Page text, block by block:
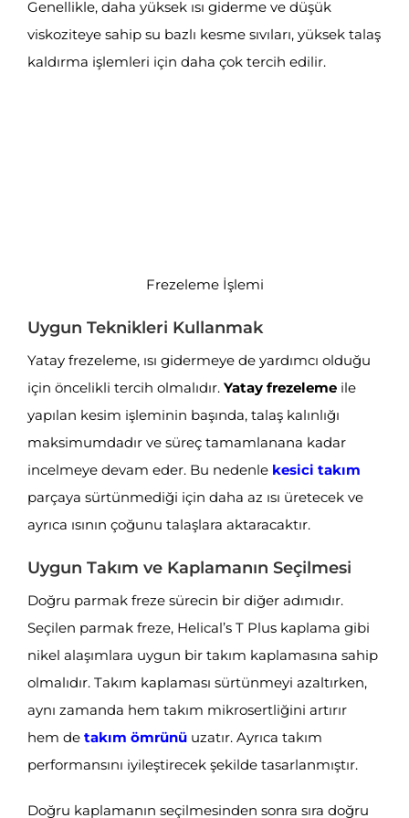
Genellikle, daha yüksek ısı giderme ve düşük
viskoziteye sahip su bazlı kesme sıvıları, yüksek talaş
kaldırma işlemleri için daha çok tercih edilir.
Frezeleme İşlemi
Uygun Teknikleri Kullanmak
Yatay frezeleme, ısı gidermeye de yardımcı olduğu
için öncelikli tercih olmalıdır. Yatay frezelemeile
yapılan kesim işleminin başında, talaş kalınlığı
maksimumdadır ve süreç tamamlanana kadar
incelmeye devam eder. Bu nedenlekesici takım
parçaya sürtünmediği için daha az ısı üretecek ve
ayrıca ısının çoğunu talaşlara aktaracaktır.
Uygun Takım ve Kaplamanın Seçilmesi
Doğru parmak freze sürecin bir diğer adımıdır.
Seçilen parmak freze, Helical’s T Plus kaplama gibi
nikel alaşımlara uygun bir takım kaplamasına sahip
olmalıdır. Takım kaplaması sürtünmeyi azaltırken,
aynı zamanda hem takım mikrosertliğini artırır
hem de takım ömrünü uzatır. Ayrıca takım
performansını iyileştirecek şekilde tasarlanmıştır.
Doğru kaplamanın seçilmesinden sonra sıra doğru